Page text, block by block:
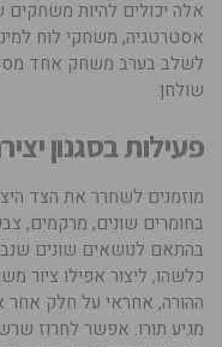
אלה יכולים להיות
אסטרטגיה, משחקי לוח
לשלב בערב משחק אחד
שולחן.
פעילות בסגנון
מוזמנים לשחרר את הצד
בחומרים שונים, מרקמים,
בהתאם לנושאים שונים
כלשהו, ליצור אפילו
ההורה, אחראי על חלק אחר
מגיע תורו. אפשר לחרוז